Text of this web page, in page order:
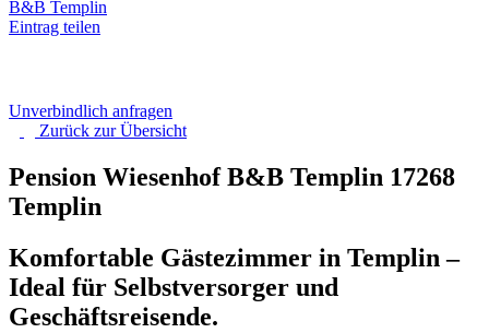
B&B Templin
Eintrag teilen
Unverbindlich anfragen
Zurück zurÜbersicht
Pension Wiesenhof B&B Templin 17268
Templin
Komfortable Gästezimmer in Templin –
Ideal für Selbstversorger und
Geschäftsreisende.